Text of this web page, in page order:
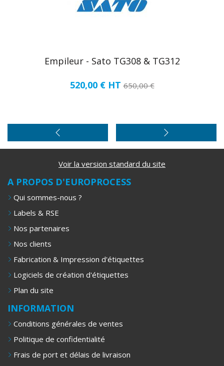
Empileur - Sato TG308 & TG312
520,00 € HT 650,00 €
Voir la version standard du site
A PROPOS D'EUROPROCESS
Qui sommes-nous ?
Labels & RSE
Nos partenaires
Nos clients
Fabrication & Impression d'étiquettes
Logiciels de création d'étiquettes
Plan du site
INFORMATION
Conditions générales de ventes
Politique de confidentialité
Frais de port et délais de livraison